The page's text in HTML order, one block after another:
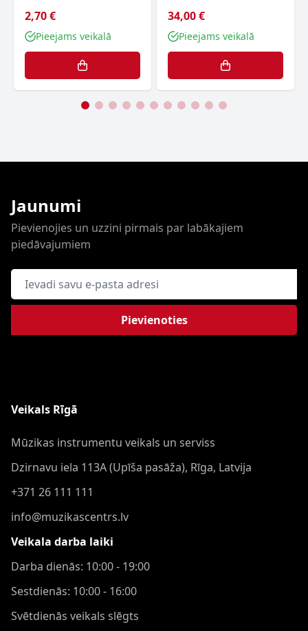
2,70 €
Pieejams veikalā
34,00 €
Pieejams veikalā
Jaunumi
Pievienojies un uzzini pirmais par labākajiem
piedāvajumiem
E-pasta adrese
Pievienoties
Veikals Rīgā
Mūzikas instrumentu veikals un serviss
Dzirnavu iela 113A (Upīša pasāža), Rīga, Latvija
+371 26 111 111
info@muzikascentrs.lv
Veikala darba laiki
Darba dienās: 10:00 - 19:00
Sestdienās: 10:00 - 16:00
Svētdienās veikals slēgts